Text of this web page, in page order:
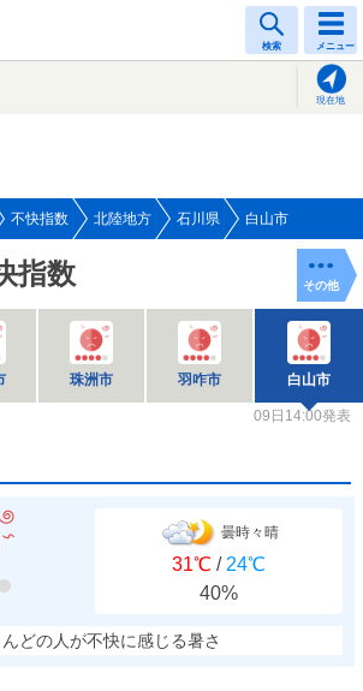
検索 メニュー
現在地
不快指数 北陸地方 石川県 白山市
指数
珠洲市 羽咋市 白山市
その他
09日14:00発表
曇時々晴
31℃ / 24℃
40%
どの人が不快に感じる暑さ